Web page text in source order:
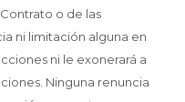
o de las
ni limitación alguna en
ni le exonerará a
Ninguna renuncia